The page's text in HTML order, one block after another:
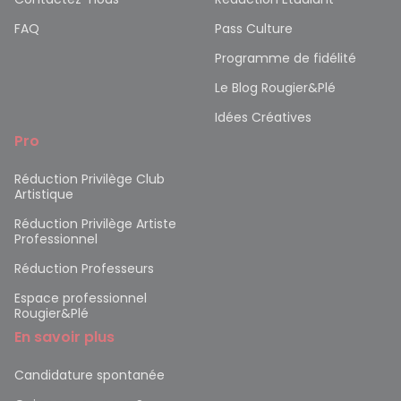
FAQ
Pass Culture
Programme de fidélité
Le Blog Rougier&Plé
Idées Créatives
Pro
Réduction Privilège Club
Artistique
Réduction Privilège Artiste
Professionnel
Réduction Professeurs
Espace professionnel
Rougier&Plé
En savoir plus
Candidature spontanée